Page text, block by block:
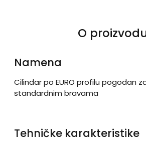
O
Namena
Cilindar po EURO profilu pogodan
standardnim bravama
Tehničke karakteristike